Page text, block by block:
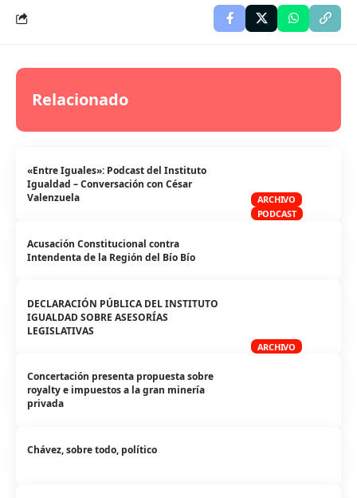
Relacionado
ARCHIVO
PODCAST
«Entre Iguales»: Podcast del Instituto
Igualdad – Conversación con César
Valenzuela
Acusación Constitucional contra
Intendenta de la Región del Bío Bío
ARCHIVO
DECLARACIÓN PÚBLICA DEL INSTITUTO
IGUALDAD SOBRE ASESORÍAS
LEGISLATIVAS
Concertación presenta propuesta sobre
royalty e impuestos a la gran minería
privada
Chávez, sobre todo, político